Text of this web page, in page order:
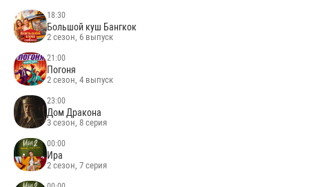
18:30
Большой куш Бангкок
2 сезон, 6 выпуск
21:00
Погоня
2 сезон, 4 выпуск
23:00
Дом Дракона
3 сезон, 8 серия
00:00
Ира
2 сезон, 7 серия